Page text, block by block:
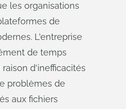
les organisations
de
L'entreprise
de temps
d'inefficacités
problèmes de
aux fichiers